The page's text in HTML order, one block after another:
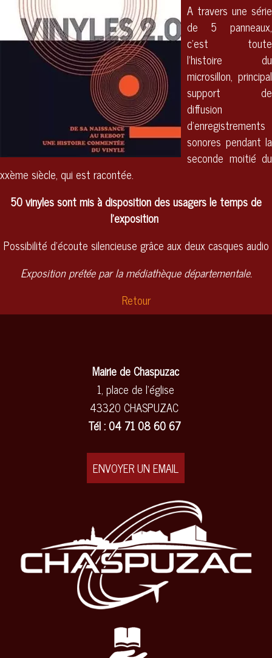
A travers une série
de 5 panneaux,
c'est toute
l'histoire du
microsillon, principal
support de
diffusion
d'enregistrements
sonores pendant la
seconde moitié du
xxème siècle, qui est racontée.
50 vinyles sont mis à disposition des usagers le temps de
l'exposition
Possibilité d'écoute silencieuse grâce aux deux casques audio
Exposition prétée par la médiathèque départementale.
Retour
Mairie de Chaspuzac
1, place de l'église
43320 CHASPUZAC
Tél : 04 71 08 60 67
ENVOYER UN EMAIL